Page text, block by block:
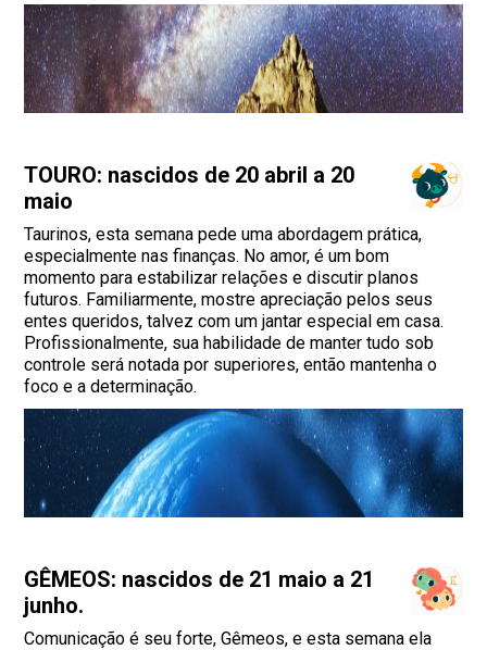
TOURO: nascidos de 20 abril a 20
maio
Taurinos, esta semana pede uma abordagem prática,
especialmente nas finanças. No amor, é um bom
momento para estabilizar relações e discutir planos
futuros. Familiarmente, mostre apreciação pelos seus
entes queridos, talvez com um jantar especial em casa.
Profissionalmente, sua habilidade de manter tudo sob
controle será notada por superiores, então mantenha o
foco e a determinação.
GÊMEOS: nascidos de 21 maio a 21
junho.
Comunicação é seu forte, Gêmeos, e esta semana ela